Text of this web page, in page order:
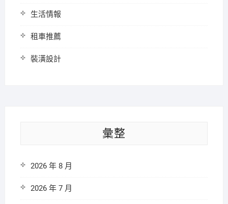
生活情報
租車推薦
裝潢設計
彙整
2026 年 8 月
2026 年 7 月